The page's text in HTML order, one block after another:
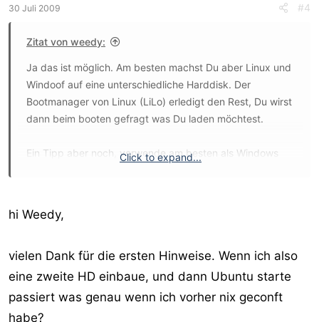
30 Juli 2009 #4
Zitat von weedy:
Ja das ist möglich. Am besten machst Du aber Linux und
Windoof auf eine unterschiedliche Harddisk. Der
Bootmanager von Linux (LiLo) erledigt den Rest, Du wirst
dann beim booten gefragt was Du laden möchtest.
Ein Tipp aber noch, verwende am besten als Windows
Natürlich kann ich hier keine Prophezeiung abgeben wie
sehr einfach. Sollten dennoch Probleme auftreten frag
einfach.
Click to expand...
hi Weedy,
vielen Dank für die ersten Hinweise. Wenn ich also
eine zweite HD einbaue, und dann Ubuntu starte
passiert was genau wenn ich vorher nix geconft
habe?